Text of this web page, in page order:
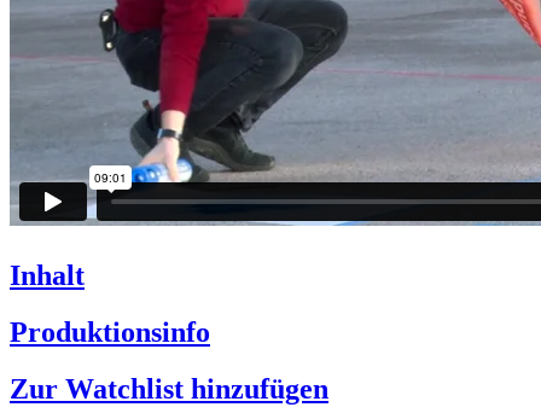
Inhalt
Produktionsinfo
Zur Watchlist hinzufügen